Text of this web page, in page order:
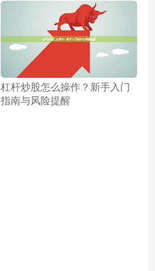
杠杆炒股怎么操作？新手入门
指南与风险提醒